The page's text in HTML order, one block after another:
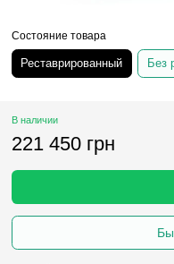
Состояние товара